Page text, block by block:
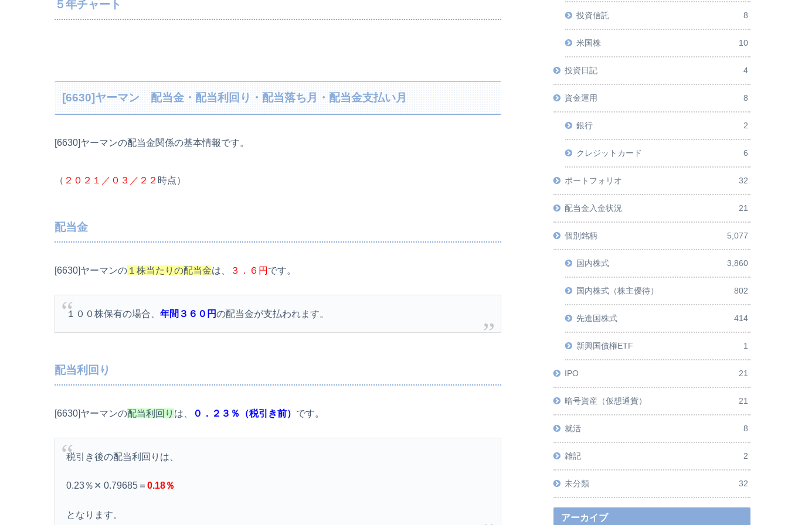
５年チャート
[6630]ヤーマン 配当金・配当利回り・配当落ち月・配当金支払い月
[6630]ヤーマンの配当金関係の基本情報です。
（ ２０２１／０３／２２ 時点）
配当金
[6630]ヤーマンの １株当たりの配当金は、 ３．６円 です。
１００株保有の場合、年間３６０円の配当金が支払われます。
配当利回り
[6630]ヤーマンの配当利回り は、 ０．２３％（税引き前） です。
税引き後の配当利回りは、
0.23％✕ 0.79685＝0.18％
となります。
投資信託 8
米国株 10
投資日記 4
資金運用 8
銀行 2
クレジットカード 6
ポートフォリオ 32
配当金入金状況 21
個別銘柄 5,077
国内株式 3,860
国内株式（株主優待） 802
先進国株式 414
新興国債権ETF 1
IPO 21
暗号資産（仮想通貨） 21
就活 8
雑記 2
未分類 32
アーカイブ